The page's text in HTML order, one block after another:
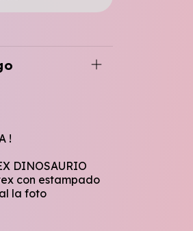
!
DINOSAURIO
con estampado
la foto